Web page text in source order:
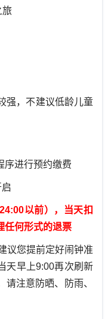
强，不建议低龄儿童
序进行预约缴费
以前），当天扣
任何形式的退票
您提前定好闹钟准
天早上9:00再次刷新
注意防晒、防雨、